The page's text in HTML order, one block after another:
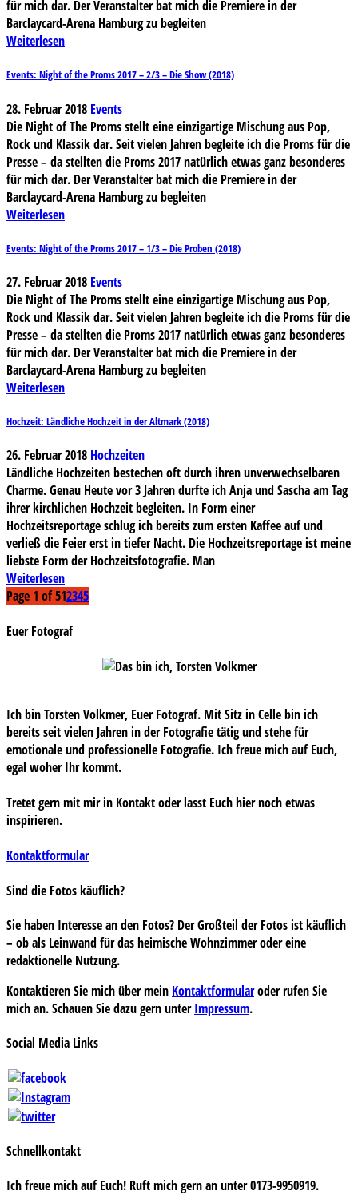
für mich dar. Der Veranstalter bat mich die Premiere in der
Barclaycard-Arena Hamburg zu begleiten
Weiterlesen
Events: Night of the Proms 2017 – 2/3 – Die Show (2018)
28. Februar 2018 Events
Die Night of The Proms stellt eine einzigartige Mischung aus Pop,
Rock und Klassik dar. Seit vielen Jahren begleite ich die Proms für die
Presse – da stellten die Proms 2017 natürlich etwas ganz besonderes
für mich dar. Der Veranstalter bat mich die Premiere in der
Barclaycard-Arena Hamburg zu begleiten
Weiterlesen
Events: Night of the Proms 2017 – 1/3 – Die Proben (2018)
27. Februar 2018 Events
Die Night of The Proms stellt eine einzigartige Mischung aus Pop,
Rock und Klassik dar. Seit vielen Jahren begleite ich die Proms für die
Presse – da stellten die Proms 2017 natürlich etwas ganz besonderes
für mich dar. Der Veranstalter bat mich die Premiere in der
Barclaycard-Arena Hamburg zu begleiten
Weiterlesen
Hochzeit: Ländliche Hochzeit in der Altmark (2018)
26. Februar 2018 Hochzeiten
Ländliche Hochzeiten bestechen oft durch ihren unverwechselbaren
Charme. Genau Heute vor 3 Jahren durfte ich Anja und Sascha am Tag
ihrer kirchlichen Hochzeit begleiten. In Form einer
Hochzeitsreportage schlug ich bereits zum ersten Kaffee auf und
verließ die Feier erst in tiefer Nacht. Die Hochzeitsreportage ist meine
liebste Form der Hochzeitsfotografie. Man
Weiterlesen
Page 1 of 512345
Euer Fotograf
Ich bin Torsten Volkmer, Euer Fotograf. Mit Sitz in Celle bin ich
bereits seit vielen Jahren in der Fotografie tätig und stehe für
emotionale und professionelle Fotografie. Ich freue mich auf Euch,
egal woher Ihr kommt.
Tretet gern mit mir in Kontakt oder lasst Euch hier noch etwas
inspirieren.
Kontaktformular
Sind die Fotos käuflich?
Sie haben Interesse an den Fotos? Der Großteil der Fotos ist käuflich
– ob als Leinwand für das heimische Wohnzimmer oder eine
redaktionelle Nutzung.
Kontaktieren Sie mich über mein Kontaktformularoder rufen Sie
mich an. Schauen Sie dazu gern unterImpressum.
Social Media Links
Schnellkontakt
Ich freue mich auf Euch! Ruft mich gern an unter 0173-9950919.